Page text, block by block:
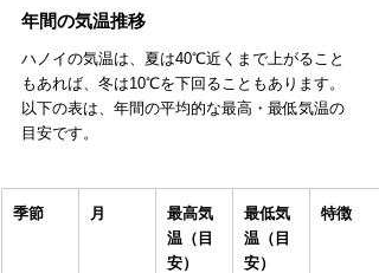
年間の気温推移
ハノイの気温は、夏は40℃近くまで上がること
もあれば、冬は10℃を下回ることもあります。
以下の表は、年間の平均的な最高・最低気温の
目安です。
季節 月
最高気
温（目
安）
最低気
温（目
安）
特徴